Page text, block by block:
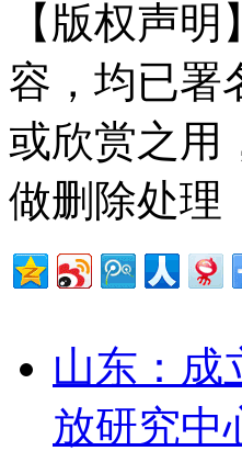
【版权声
容，均已署
或欣赏之用
做删除处理
山东：成
放研究中